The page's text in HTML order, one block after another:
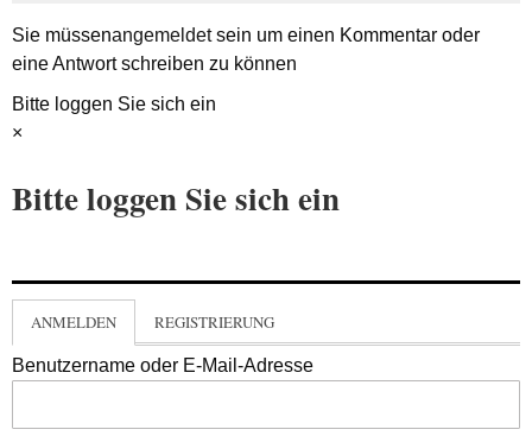
Sie müssenangemeldetsein um einen Kommentar oder
eine Antwort schreiben zu können
Bitte loggen Sie sich ein
×
Bitte loggen Sie sich ein
ANMELDEN REGISTRIERUNG
Benutzername oder E-Mail-Adresse